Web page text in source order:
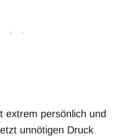
extrem persönlich und
unnötigen Druck